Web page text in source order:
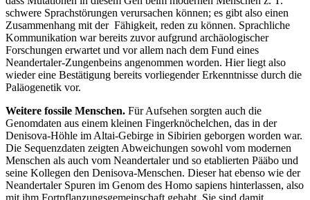
schwere Sprachstörungen verursachen können; es gibt also einen
Zusammenhang mit der Fähigkeit, reden zu können. Sprachliche
Kommunikation war bereits zuvor aufgrund archäologischer
Forschungen erwartet und vor allem nach dem Fund eines
Neandertaler-Zungenbeins angenommen worden. Hier liegt also
wieder eine Bestätigung bereits vorliegender Erkenntnisse durch die
Paläogenetik vor.
Weitere fossile Menschen. Für Aufsehen sorgten auch die
Genomdaten aus einem kleinen Fingerknöchelchen, das in der
Denisova-Höhle im Altai-Gebirge in Sibirien geborgen worden war.
Die Sequenzdaten zeigten Abweichungen sowohl vom modernen
Menschen als auch vom Neandertaler und so etablierten Pääbo und
seine Kollegen den Denisova-Menschen. Dieser hat ebenso wie der
Neandertaler Spuren im Genom des Homo sapiens hinterlassen, also